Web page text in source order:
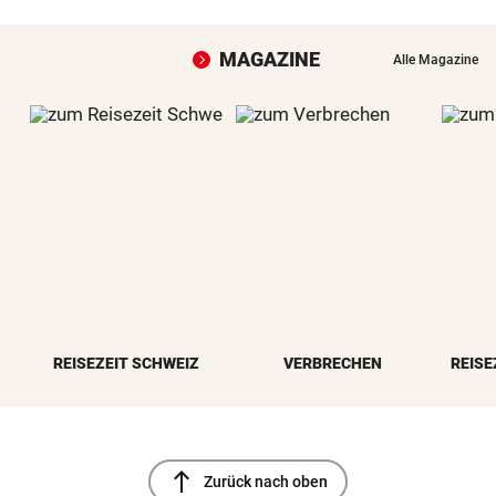
MAGAZINE Alle Magazine
REISEZEIT SCHWEIZ VERBRECHEN
north Zurück nach oben